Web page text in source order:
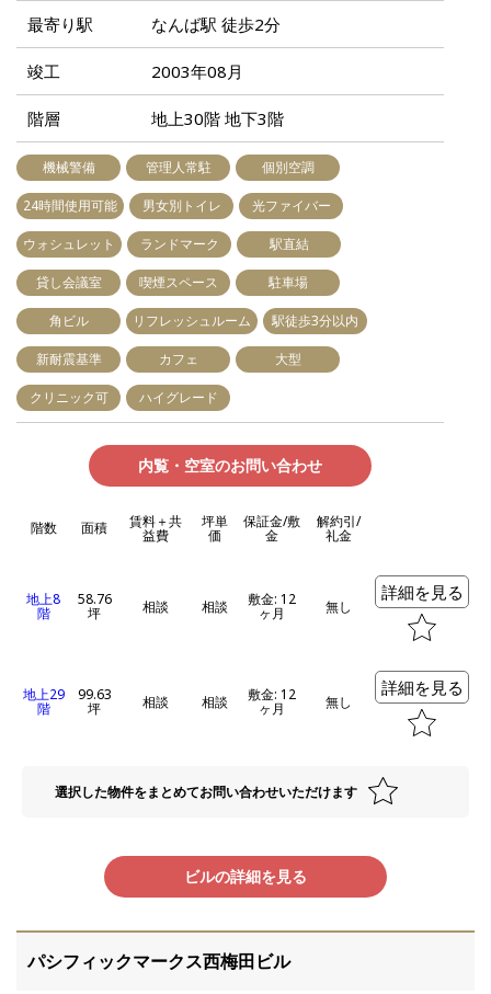
最寄り駅 なんば駅 徒歩2分
竣工 2003年08月
階層 地上30階 地下3階
機械警備 管理人常駐 個別空調
24時間使用可能 男女別トイレ 光ファイバー
ウォシュレット ランドマーク 駅直結
貸し会議室 喫煙スペース 駐車場
角ビル リフレッシュルーム 駅徒歩3分以内
新耐震基準 カフェ 大型
クリニック可 ハイグレード
内覧・空室のお問い合わせ
階数 面積 賃料＋共
益費
坪単
価
保証金/敷
金
解約引/
礼金
地上8
階
58.76
坪 相談 相談 敷金: 12
ヶ月 無し
詳細を見る
地上29
階
99.63
坪 相談 相談 敷金: 12
ヶ月 無し
詳細を見る
選択した物件をまとめてお問い合わせいただけます
ビルの詳細を見る
パシフィックマークス西梅田ビル